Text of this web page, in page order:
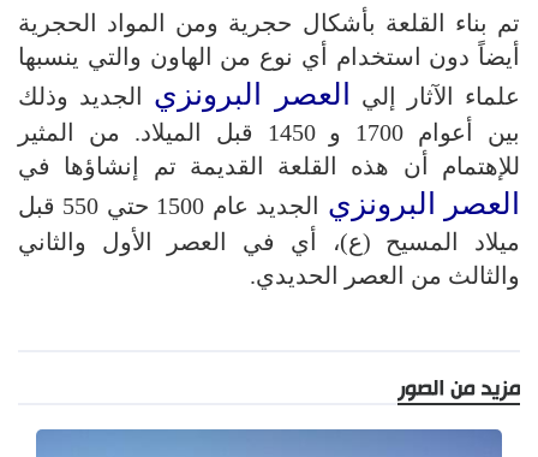
تم بناء القلعة بأشكال حجرية ومن المواد الحجرية
أيضاً دون استخدام أي نوع من الهاون والتي ينسبها
علماء الآثار إلي
العصر البرونزي الجديد وذلك
بين أعوام 1700 و 1450 قبل الميلاد. من المثير
للإهتمام أن هذه القلعة القديمة تم إنشاؤها في
العصر البرونزي
الجديد عام 1500 حتي 550 قبل
ميلاد المسيح (ع)، أي في العصر الأول والثاني
والثالث من العصر الحديدي.
مزيد من الصور